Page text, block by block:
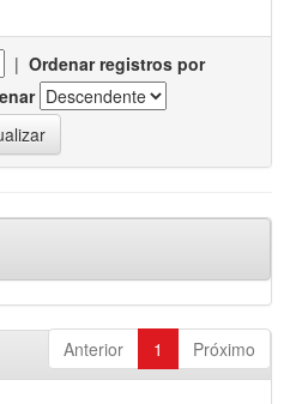
| Ordenar registros por
Anterior 1 Próximo